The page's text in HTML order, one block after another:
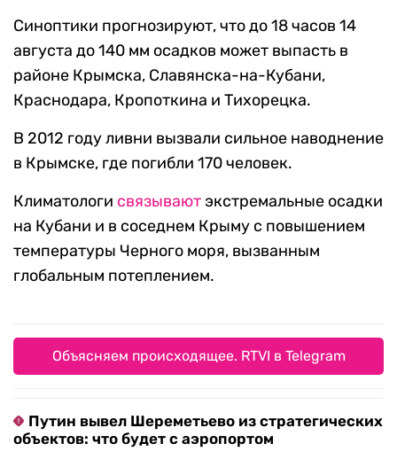
Синоптики прогнозируют, что до 18 часов 14
августа до 140 мм осадков может выпасть в
районе Крымска, Славянска-на-Кубани,
Краснодара, Кропоткина и Тихорецка.
В 2012 году ливни вызвали сильное наводнение
в Крымске, где погибли 170 человек.
Климатологи связывают экстремальные осадки
на Кубани и в соседнем Крыму с повышением
температуры Черного моря, вызванным
глобальным потеплением.
Объясняем происходящее. RTVI в Telegram
Путин вывел Шереметьево из стратегических
объектов: что будет с аэропортом